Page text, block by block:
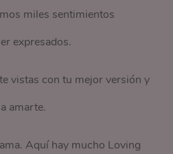
miles sentimientos
expresados.
vistas con tu mejor versión y
amarte.
Aquí hay mucho Loving